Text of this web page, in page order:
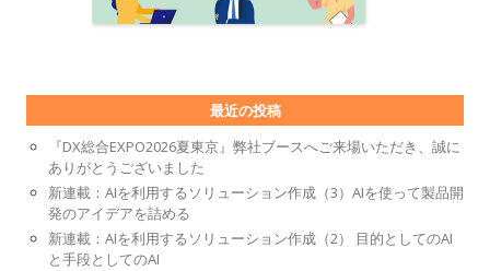
最近の投稿
『DX総合EXPO2026夏東京』弊社ブースへご来場いただき、誠に
ありがとうございました
新連載：AIを利用するソリューション作成（3）AIを使って製品開
発のアイデアを詰める
新連載：AIを利用するソリューション作成（2） 目的としてのAI
と手段としてのAI